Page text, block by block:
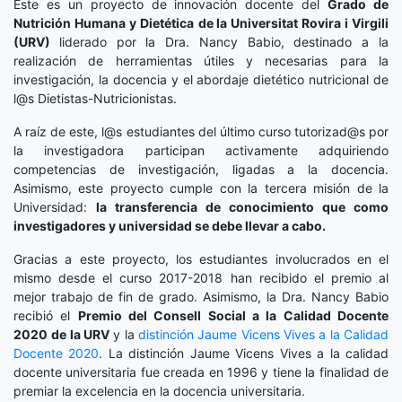
Este es un proyecto de innovación docente delGrado de
Nutrición Humana y Dietética de la Universitat Rovira i Virgili
(URV) liderado por la Dra. Nancy Babio, destinado a la
realización de herramientas útiles y necesarias para la
investigación, la docencia y el abordaje dietético nutricional de
l@s Dietistas-Nutricionistas.
A raíz de este, l@s estudiantes del último curso tutorizad@s por
la investigadora participan activamente adquiriendo
competencias de investigación, ligadas a la docencia.
Asimismo, este proyecto cumple con la tercera misión de la
Universidad: la transferencia de conocimiento que como
investigadores y universidad se debe llevar a cabo.
Gracias a este proyecto, los estudiantes involucrados en el
mismo desde el curso 2017-2018 han recibido el premio al
mejor trabajo de fin de grado. Asimismo, la Dra. Nancy Babio
recibió el Premio del Consell Social a la Calidad Docente
2020 de la URV y ladistinción Jaume Vicens Vives a la Calidad
Docente 2020. La distinción Jaume Vicens Vives a la calidad
docente universitaria fue creada en 1996 y tiene la finalidad de
premiar la excelencia en la docencia universitaria.